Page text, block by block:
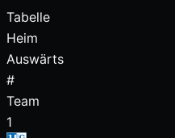
Tabelle
Heim
Auswärts
#
Team
1